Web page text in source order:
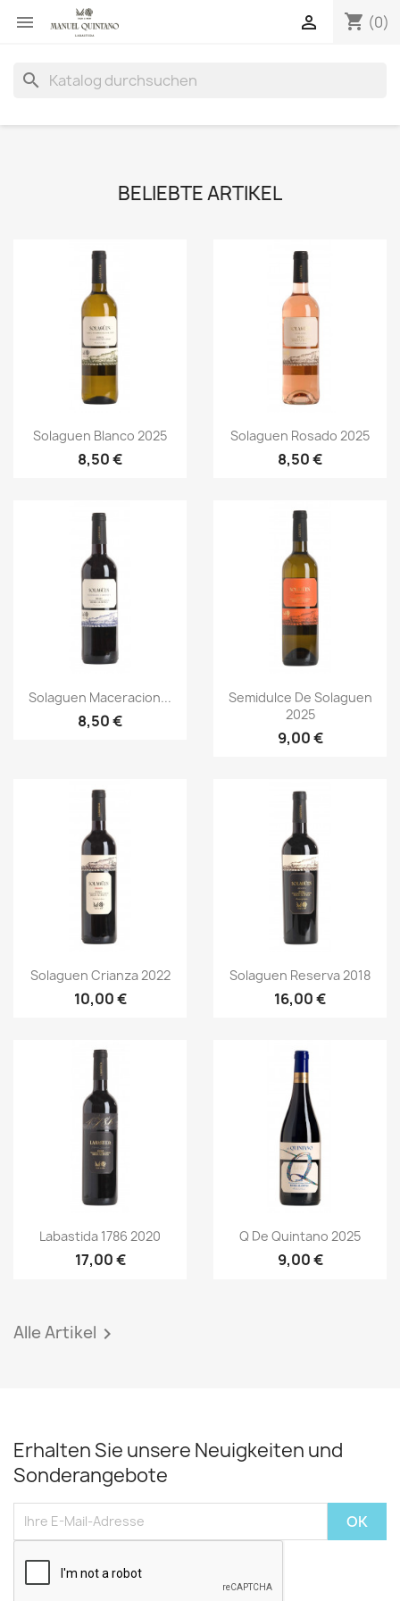
 shopping_cart (0)

search
BELIEBTE ARTIKEL
Vorschau
Solaguen Blanco 2025
8,50 €
Vorschau
Solaguen Rosado 2025
8,50 €
Vorschau
Solaguen Maceracion...
8,50 €
Vorschau
Semidulce De Solaguen
2025
9,00 €
Vorschau
Solaguen Crianza 2022
10,00 €
Vorschau
Solaguen Reserva 2018
16,00 €
Vorschau
Labastida 1786 2020
17,00 €
Vorschau
Q De Quintano 2025
9,00 €
Alle Artikel 
Erhalten Sie unsere Neuigkeiten und
Sonderangebote